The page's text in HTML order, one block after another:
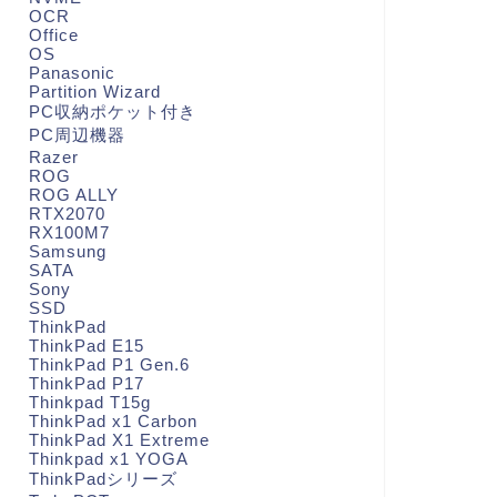
OCR
Office
OS
Panasonic
Partition Wizard
PC収納ポケット付き
PC周辺機器
Razer
ROG
ROG ALLY
RTX2070
RX100M7
Samsung
SATA
Sony
SSD
ThinkPad
ThinkPad E15
ThinkPad P1 Gen.6
ThinkPad P17
Thinkpad T15g
ThinkPad x1 Carbon
ThinkPad X1 Extreme
Thinkpad x1 YOGA
ThinkPadシリーズ